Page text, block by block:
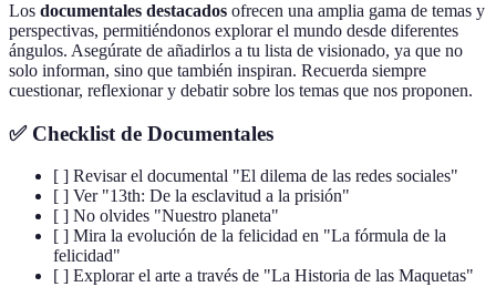
Los documentales destacados ofrecen una amplia gama de temas y
perspectivas, permitiéndonos explorar el mundo desde diferentes
ángulos. Asegúrate de añadirlos a tu lista de visionado, ya que no
solo informan, sino que también inspiran. Recuerda siempre
cuestionar, reflexionar y debatir sobre los temas que nos proponen.
✅ Checklist de Documentales
[ ] Revisar el documental "El dilema de las redes sociales"
[ ] Ver "13th: De la esclavitud a la prisión"
[ ] No olvides "Nuestro planeta"
[ ] Mira la evolución de la felicidad en "La fórmula de la
felicidad"
[ ] Explorar el arte a través de "La Historia de las Maquetas"